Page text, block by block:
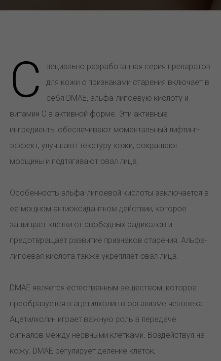
С
пециально разработанная серия препаратов
для кожи с признаками старения включает в
себя DMAE, альфа-липоевую кислоту и
витамин С в активной форме. Эти активные
ингредиенты обеспечивают моментальный лифтинг-
эффект, улучшают текстуру кожи, сокращают
морщины и подтягивают овал лица.
Особенность альфа-липоевой кислоты заключается в
ее мощном антиоксидантном действии, которое
защищает клетки от свободных радикалов и
предотвращает развитие признаков старения. Альфа-
липоевая кислота также укрепляет овал лица.
DMAE является естественным веществом, которое
преобразуется в ацетилхолин в организме человека.
Ацетилхолин играет важную роль в передаче
сигналов между нервными клетками. Воздействуя на
кожу, DMAE регулирует деление клеток,